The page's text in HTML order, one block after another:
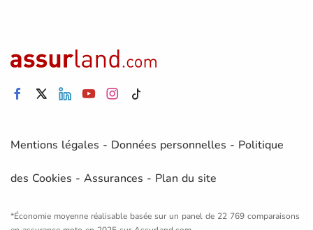
Mentions légales - Données personnelles - Politique
des Cookies - Assurances - Plan du site
*Économie moyenne réalisable basée sur un panel de 22 769 comparaisons